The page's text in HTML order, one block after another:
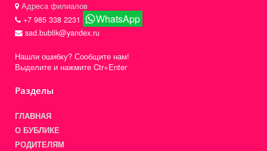
Адреса филиалов
+7 985 338 2231
WhatsApp
sad.bublik@yandex.ru
Нашли ошибку? Сообщите нам!
Выделите и нажмите Ctr+Enter
Разделы
ГЛАВНАЯ
О БУБЛИКЕ
РОДИТЕЛЯМ